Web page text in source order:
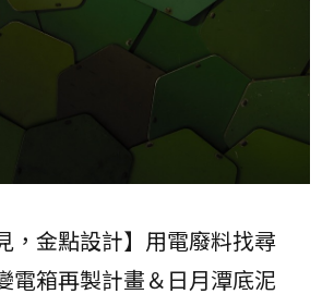
，金點設計】用電廢料找尋
電箱再製計畫＆日月潭底泥